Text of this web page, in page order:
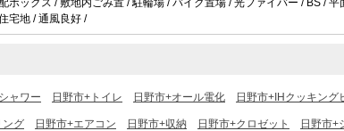
ボックス / 敷地内ごみ置 / 駐輪場 / バイク置場 / 光ファイバー / BS /
宅地 / 通風良好 /
ャワー 日野市+トイレ 日野市+オール電化 日野市+IHクッキング
ング 日野市+エアコン 日野市+収納 日野市+クロゼット 日野市+